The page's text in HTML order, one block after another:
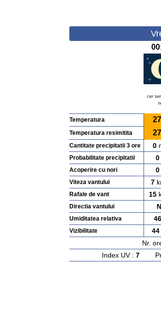
cer
Temperatura 27
Temperatura resimitita 27
Cantitate precipitatii 3 ore 0
Probabilitate precipitatii 0
Acoperire cu nori 0
Viteza vantului 7
Rafale de vant 15
Directia vantului
Umiditatea relativa 46
Vizibilitate 44
Nr.
Index UV : 7